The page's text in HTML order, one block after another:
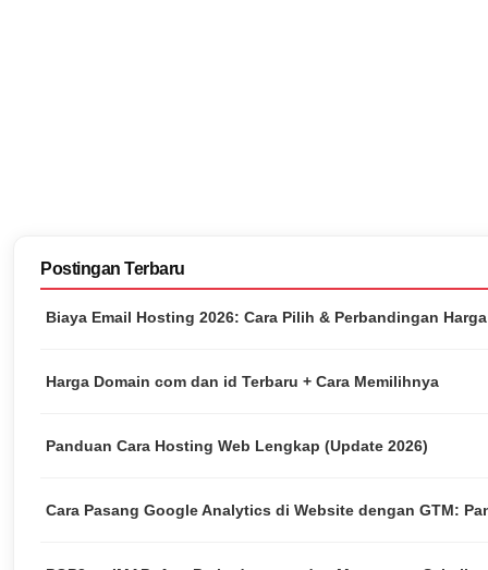
Postingan Terbaru
Biaya Email Hosting 2026: Cara Pilih & Perbandingan
Harga Domain com dan id Terbaru + Cara Memilihnya
Panduan Cara Hosting Web Lengkap (Update 2026)
Cara Pasang Google Analytics di Website dengan GTM: